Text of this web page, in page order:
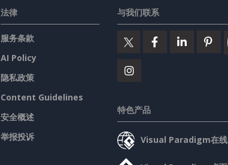
法律
服务条款
AI Policy
隐私政策
Content Guidelines
安全概述
举报投诉
与我们联系
特色产品
Visual Paradigm在线